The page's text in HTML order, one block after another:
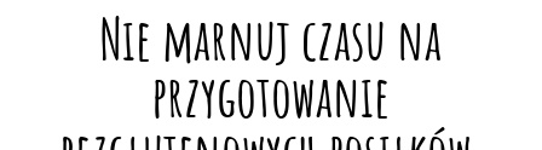
Nie marnuj czasu na
przygotowanie